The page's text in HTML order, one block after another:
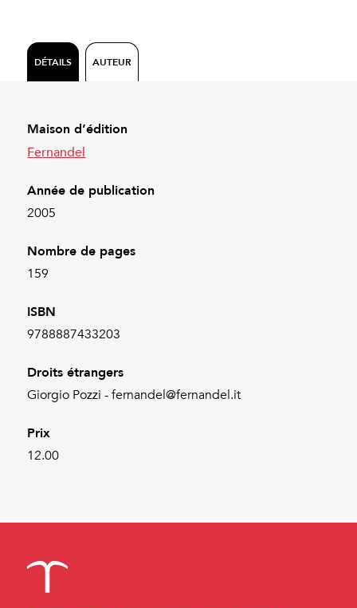
DÉTAILS AUTEUR
Maison d’édition
Fernandel
Année de publication
2005
Nombre de pages
159
ISBN
9788887433203
Droits étrangers
Giorgio Pozzi - fernandel@fernandel.it
Prix
12.00